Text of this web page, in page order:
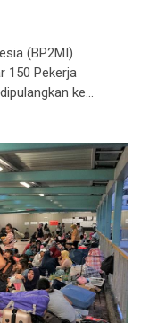
(BP2MI)
150 Pekerja
ke...